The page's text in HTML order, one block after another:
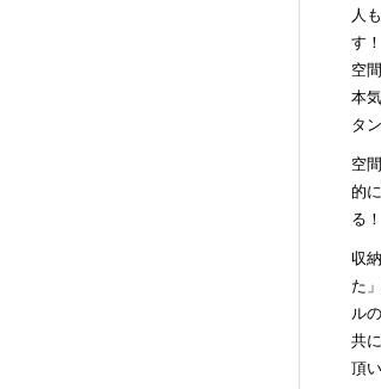
人
す！
空
本
タ
空
的
る
収
た
ル
共
頂